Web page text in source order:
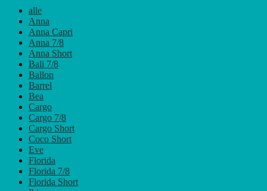
alle
Anna
Anna Capri
Anna 7/8
Anna Short
Bali 7/8
Ballon
Barrel
Bea
Cargo
Cargo 7/8
Cargo Short
Coco Short
Eve
Florida
Florida 7/8
Florida Short